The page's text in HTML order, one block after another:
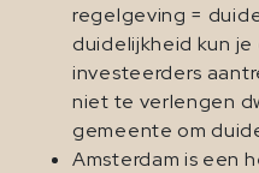
regelgeving =
duidelijkheid kun je
investeerders
niet te verlengen
gemeente om
Amsterdam is een